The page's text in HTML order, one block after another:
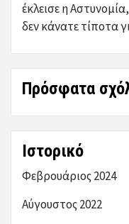
έκλεισε η
δεν κάνατε τίποτα
Πρόσφατα
Ιστορικό
Φεβρουάριος 2024
Αύγουστος 2022